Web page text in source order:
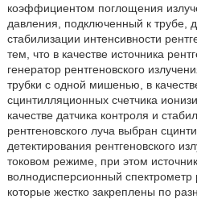
коэффициентом поглощения
давления, подключенный к трубе,
стабилизации интенсивности
тем, что в качестве источника
генератор рентгеновского
трубки с одной мишенью, в
сцинтилляционных счетчика
качестве датчика контроля и
рентгеновского луча выбран
детектирования рентгеновского
токовом режиме, при этом
волнодисперсионный
которые жестко закреплены по